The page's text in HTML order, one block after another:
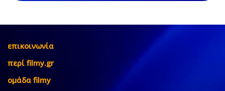
επικοινωνία
περί filmy.gr
ομάδα filmy